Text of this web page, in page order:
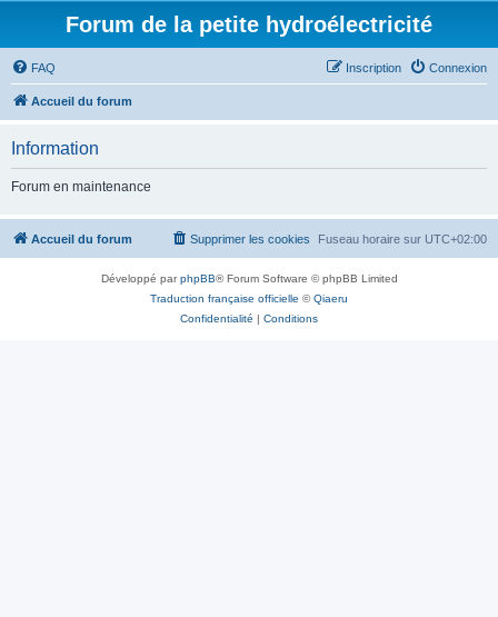
Forum de la petite hydroélectricité
FAQ Connexion
Inscription
Accueil du forum
Information
Forum en maintenance
Accueil du forum Fuseau horaire sur UTC+02:00
Supprimer les cookies
Développé parphpBB® Forum Software © phpBB Limited
Traduction française officielle ©Qiaeru
Confidentialité | Conditions